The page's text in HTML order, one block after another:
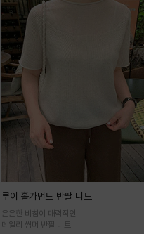
루이 홀가먼트 반팔 니트
은은한 비침이 매력적인
데일리 썸머 반팔 니트